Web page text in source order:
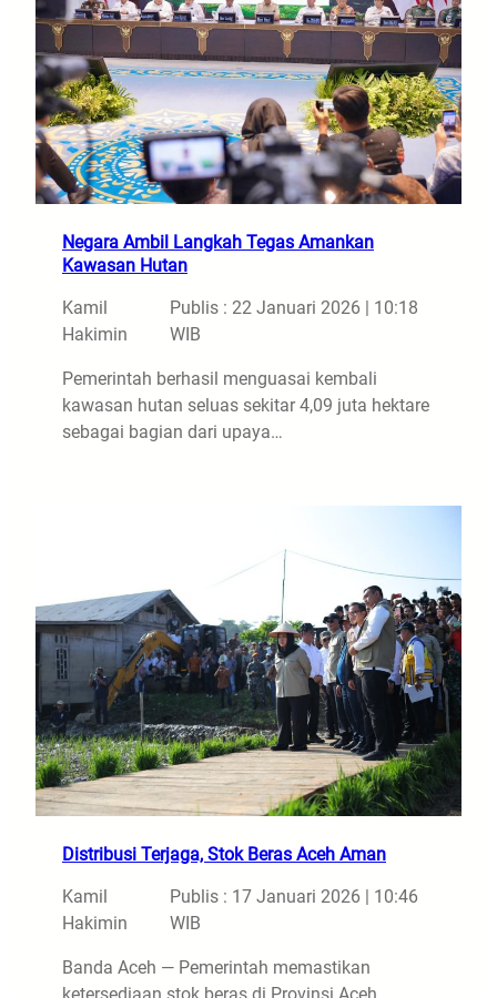
Negara Ambil Langkah Tegas Amankan
Kawasan Hutan
Kamil
Hakimin
Publis : 22 Januari 2026 | 10:18
WIB
Pemerintah berhasil menguasai kembali
kawasan hutan seluas sekitar 4,09 juta hektare
sebagai bagian dari upaya…
Distribusi Terjaga, Stok Beras Aceh Aman
Kamil
Hakimin
Publis : 17 Januari 2026 | 10:46
WIB
Banda Aceh — Pemerintah memastikan